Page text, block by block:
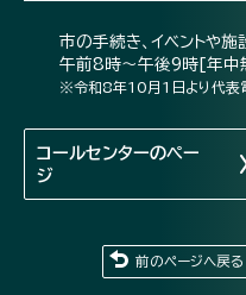
市の手続き、イベントや
午前8時～午後9時[年中
※令和8年10月1日より代表電
コールセンターのペー
ジ
前のページへ戻る